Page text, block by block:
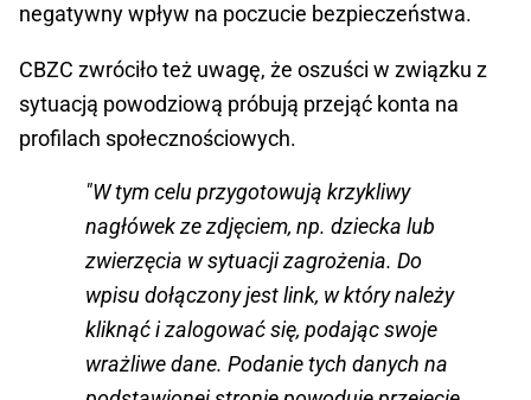
negatywny wpływ na poczucie bezpieczeństwa.
CBZC zwróciło też uwagę, że oszuści w związku z
sytuacją powodziową próbują przejąć konta na
profilach społecznościowych.
"W tym celu przygotowują krzykliwy
nagłówek ze zdjęciem, np. dziecka lub
zwierzęcia w sytuacji zagrożenia. Do
wpisu dołączony jest link, w który należy
kliknąć i zalogować się, podając swoje
wrażliwe dane. Podanie tych danych na